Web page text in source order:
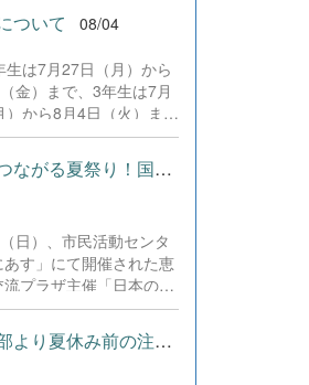
賞いたしました。大会
校の部員たちもこれま
し、堂々と舞台に立ちま
感のある全国の舞台に
人一人が役割を果た
めた演技と表現を披露
ができました。 また、
大会出場にあたり、多
の皆様、ならびに心温
付や温かいご声援を寄せ
った地域の皆様方に、心
申し上げます。皆様から
り、全国の舞台で最高
マンスと演技を届ける
ついて 08/04
は7月27日（月）から
金）まで、3年生は7月
）から8月4日（火）まで
それぞれ学習に取り組
多くの生徒が意欲的に
これまでの学習内容の復
な内容、受験に向けた
。夏期講習で身に付け
慣や知識を、今後の学校
習に生かし、一人一人が
長につなげてくれるこ
ています。 &nbsp;
【世界とつながる夏祭り！国際教養科の生徒が多文化共生ボランテ...
日）、市民活動センタ
あす」にて開催された恵
流プラザ主催「日本の夏
に、本校国際教養科の
ボランティアとして参
！ 会場にはウクライ
ル、アフガニスタンな
生徒指導部より夏休み前の注意事項